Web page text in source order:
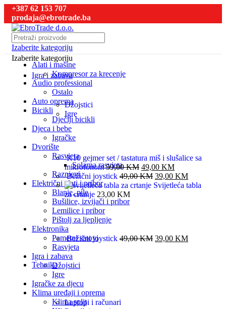
+387 62 153 707
prodaja@ebrotrade.ba
Izaberite kategoriju
Alati i mašine
Kompresor za krecenje
Audio professional
Ostalo
Auto oprema
Bicikli
Dječiji bicikli
Djeca i bebe
Igračke
Dvorište
Rasvjeta
Solarna rasvjeta
Raznjevi
Električni alati i pribor
Blanje, pile
Bušilice, izvijači i pribor
Lemilice i pribor
Pištolj za ljepljenje
Elektronika
Pametni satovi
Rasvjeta
Igra i zabava
Džojstici
Igre
Igračke za djecu
Klima uređaji i oprema
Klima split
Izaberite kategoriju
Igra i zabava
Džojstici
Igre
K10 gejmer set / tastatura miš i slušalice sa
mikrofonom59,00KM 49,00 KM
Bežični joystick 49,00KM 39,00 KM
Svijetleća tabla
za crtanje 23,00 KM
Bežični joystick 49,00KM 39,00 KM
Tehnika
Laptopi i računari